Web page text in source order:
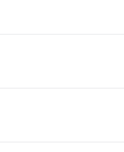
2 元 5 元